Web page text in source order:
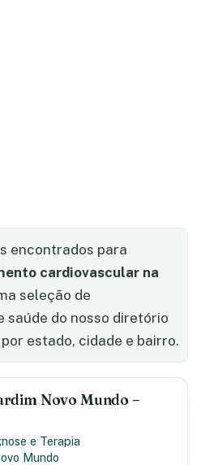
encontrados para
cardiovascular na
seleção de
saúde do nosso diretório
estado, cidade e bairro.
Novo Mundo –
e Terapia
Mundo